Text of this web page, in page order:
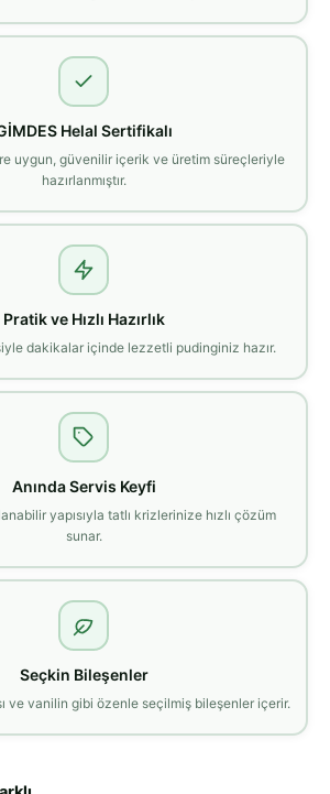
Helal Sertifikalı
uygun, güvenilir içerik ve üretim süreçleriyle
hazırlanmıştır.
Pratik ve Hızlı Hazırlık
dakikalar içinde lezzetli pudinginiz hazır.
Anında Servis Keyfi
yapısıyla tatlı krizlerinize hızlı çözüm
sunar.
Seçkin Bileşenler
ve vanilin gibi özenle seçilmiş bileşenler içerir.